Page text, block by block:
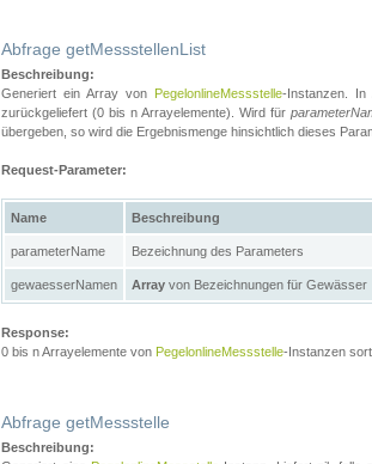
Abfrage getMessstellenList
Beschreibung:
Generiert ein Array von PegelonlineMessstelle-Instanzen. In
zurückgeliefert (0 bis n Arrayelemente). Wird für
übergeben, so wird die Ergebnismenge hinsichtlich dieses
Request-Parameter:
Name Beschreibung
parameterName Bezeichnung des Parameters
gewaesserNamen Array von Bezeichnungen für Gewässer
Response:
0 bis n Arrayelemente von PegelonlineMessstelle-Instanzen
Abfrage getMessstelle
Beschreibung: